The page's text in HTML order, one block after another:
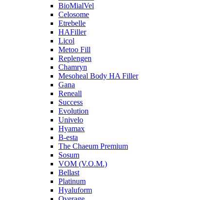
BioMialVel
Celosome
Etrebelle
HAFiller
Licol
Metoo Fill
Replengen
Chamryn
Mesoheal Body HA Filler
Gana
Reneall
Success
Evolution
Univelo
Hyamax
B-esta
The Chaeum Premium
Sosum
VOM (V.O.M.)
Bellast
Platinum
Hyaluform